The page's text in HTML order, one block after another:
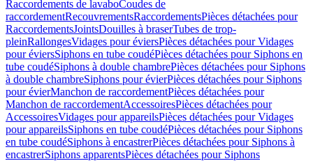
Raccordements de lavaboCoudes de
raccordementRecouvrementsRaccordementsPièces détachées pour
RaccordementsJointsDouilles à braserTubes de trop-
pleinRallongesVidages pour éviersPièces détachées pour Vidages
pour éviersSiphons en tube coudéPièces détachées pour Siphons en
tube coudéSiphons à double chambrePièces détachées pour Siphons
à double chambreSiphons pour évierPièces détachées pour Siphons
pour évierManchon de raccordementPièces détachées pour
Manchon de raccordementAccessoiresPièces détachées pour
AccessoiresVidages pour appareilsPièces détachées pour Vidages
pour appareilsSiphons en tube coudéPièces détachées pour Siphons
en tube coudéSiphons à encastrerPièces détachées pour Siphons à
encastrerSiphons apparentsPièces détachées pour Siphons